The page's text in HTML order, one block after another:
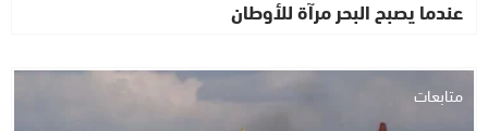
عندما يصبح البحر مرآة للأوطان
متابعات